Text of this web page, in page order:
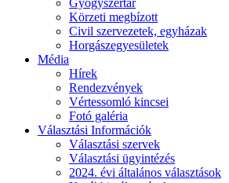
Körzeti megbízott
Civil szervezetek, egyházak
Horgászegyesületek
Média
Hírek
Rendezvények
Vértessomló kincsei
Fotó galéria
Választási Információk
Választási szervek
Választási ügyintézés
2024. évi általános választások